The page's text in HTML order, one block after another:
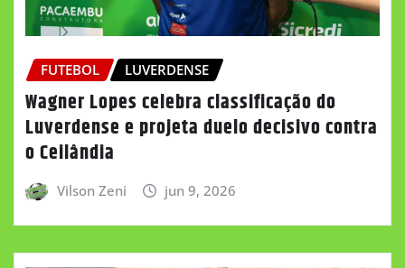
FUTEBOL LUVERDENSE
Wagner Lopes celebra classificação do
Luverdense e projeta duelo decisivo contra
o Ceilândia
Vilson Zeni jun 9, 2026